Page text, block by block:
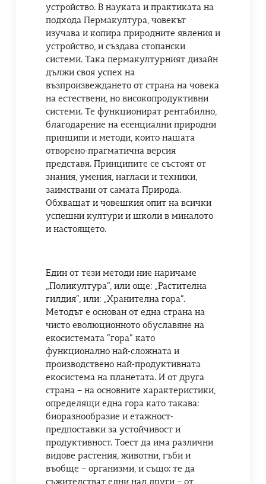
устройство. В науката и практиката на
подхода Пермакултура, човекът
изучава и копира природните явления и
устройство, и създава стопански
системи. Така пермакултурният дизайн
дължи своя успех на
възпроизвеждането от страна на човека
на естествени, но високопродуктивни
системи. Те функционират рентабилно,
благодарение на есенциални природни
принципи и методи, които нашата
отворено-прагматична версия
представя. Принципите се състоят от
знания, умения, нагласи и техники,
заимствани от самата Природа.
Обхващат и човешкия опит на всички
успешни култури и школи в миналото
и настоящето.
Един от тези методи ние наричаме
„Поликултура“, или още: „Растителна
гилдия“, или: „Хранителна гора“.
Методът е основан от една страна на
чисто еволюционното обуславяне на
екосистемата “гора” като
функционално най-сложната и
производствено най-продуктивната
екосистема на планетата. И от друга
страна – на основните характеристики,
определящи една гора като такава:
биоразнообразие и етажност-
предпоставки за устойчивост и
продуктивност. Тоест да има различни
видове растения, животни, гъби и
въобще – организми, и също: те да
съжителстват едни над други – от